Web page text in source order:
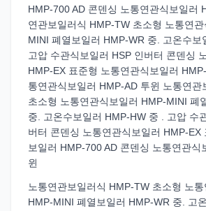
HMP-700 AD 콘덴싱 노통연관식보일러
연관보일러식 HMP-TW 초소형 노통연
MINI 폐열보일러 HMP-WR 중. 고온수보
고압 수관식보일러 HSP 인버터 콘덴싱
HMP-EX 표준형 노통연관식보일러
통연관식보일러 HMP-AD 투윈 노통연관
초소형 노통연관식보일러 HMP-MINI 폐
중. 고온수보일러 HMP-HW 중 . 고압 수
버터 콘덴싱 노통연관식보일러 HMP-EX
보일러 HMP-700 AD 콘덴싱 노통연관식
윈
노통연관보일러식 HMP-TW 초소형 노
HMP-MINI 폐열보일러 HMP-WR 중. 고